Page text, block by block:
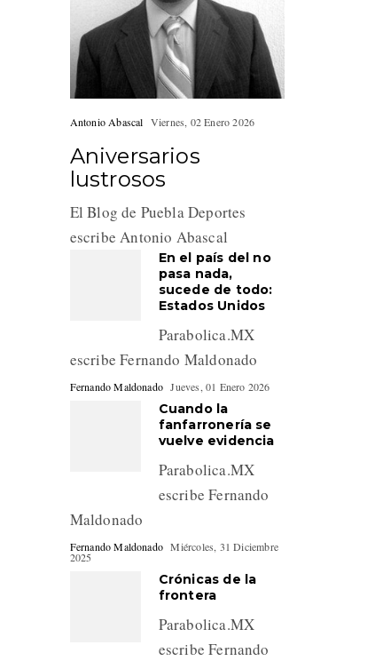
Antonio Abascal Viernes, 02 Enero 2026
Aniversarios
lustrosos
El Blog de Puebla Deportes
escribe Antonio Abascal
En el país del no
pasa nada,
sucede de todo:
Estados Unidos
Parabolica.MX
escribe Fernando Maldonado
Fernando Maldonado Jueves, 01 Enero 2026
Cuando la
fanfarronería se
vuelve evidencia
Parabolica.MX
escribe Fernando
Maldonado
Fernando Maldonado Miércoles, 31 Diciembre
2025
Crónicas de la
frontera
Parabolica.MX
escribe Fernando